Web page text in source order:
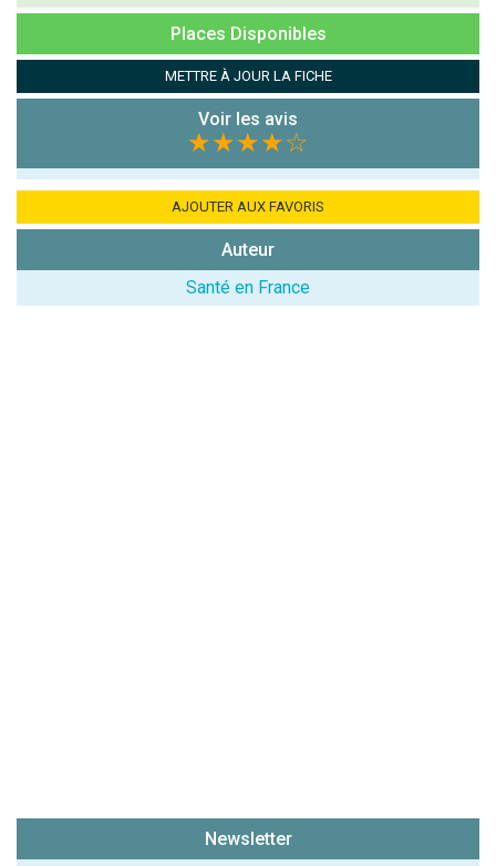
Places Disponibles
METTRE À JOUR LA FICHE
Voir les avis
★★★★☆
AJOUTER AUX FAVORIS
Auteur
Santé en France
Newsletter